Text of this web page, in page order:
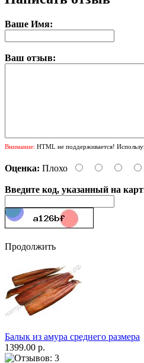
Ваше Имя:
Ваш отзыв:
Внимание: HTML не поддерживается!
Оценка: Плохо
Введите код, указанный на
Продолжить
Балык из амура среднего размера
1399.00 р.